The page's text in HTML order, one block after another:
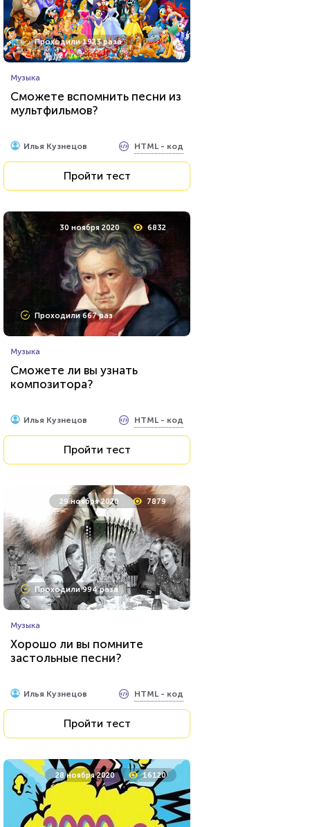
Проходили 1923 раза
Музыка
Сможете вспомнить песни из
мультфильмов?
Илья Кузнецов HTML - код
Пройти тест
30 ноября 2020 6832
Проходили 667 раз
Музыка
Сможете ли вы узнать
композитора?
Илья Кузнецов HTML - код
Пройти тест
29 ноября 2020 7879
Проходили 994 раза
Музыка
Хорошо ли вы помните
застольные песни?
Илья Кузнецов HTML - код
Пройти тест
28 ноября 2020 16120